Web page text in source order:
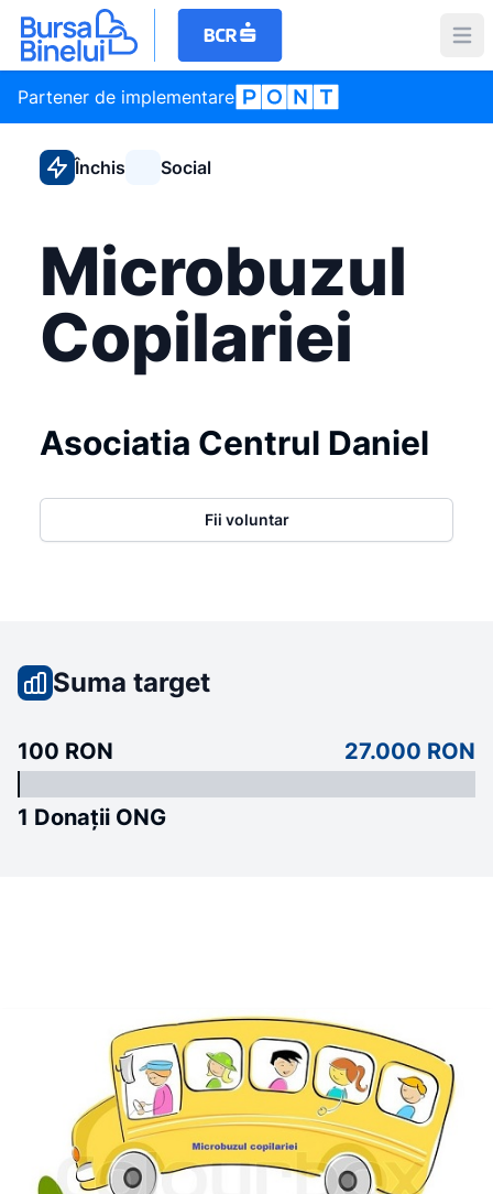
Partener de implementare
Închis Social
Microbuzul
Copilariei
Asociatia Centrul Daniel
Fii voluntar
Suma target
100 RON 27.000 RON
1 Donații ONG